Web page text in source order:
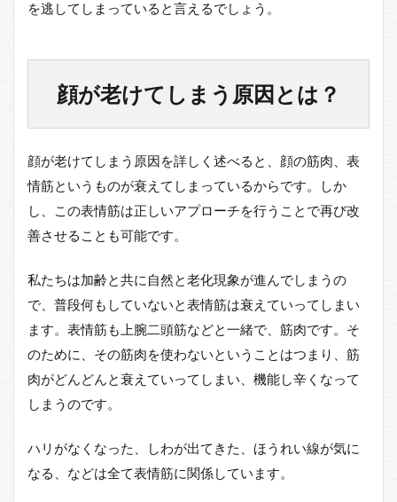
った
部
細か
えよ
表情
筋は
常に
鍛え
とい
けな
い
（使
わな
いと
いけ
な
い）
5
筋の
を逃してしまっていると言えるでしょう。
顔が老けてしまう原因とは？
顔が老けてしまう原因を詳しく述べると、顔の筋肉、表
情筋というものが衰えてしまっているからです。しか
し、この表情筋は正しいアプローチを行うことで再び改
善させることも可能です。
私たちは加齢と共に自然と老化現象が進んでしまうの
で、普段何もしていないと表情筋は衰えていってしまい
ます。表情筋も上腕二頭筋などと一緒で、筋肉です。そ
のために、その筋肉を使わないということはつまり、筋
肉がどんどんと衰えていってしまい、機能し辛くなって
しまうのです。
ハリがなくなった、しわが出てきた、ほうれい線が気に
なる、などは全て表情筋に関係しています。